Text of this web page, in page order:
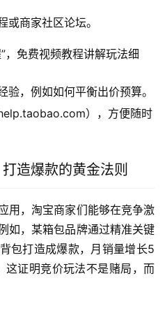
或商家社区论坛。
，免费视频教程讲解玩法细
验，例如如何平衡出价预算。
），方便随时
造爆款的黄金法则
用，淘宝商家们能够在竞争激
如，某箱包品牌通过精准关键
包打造成爆款，月销量增长5
这证明竞价玩法不是赌局，而